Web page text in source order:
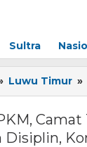
Sultra
Luwu Timur »
Camat
Disiplin,